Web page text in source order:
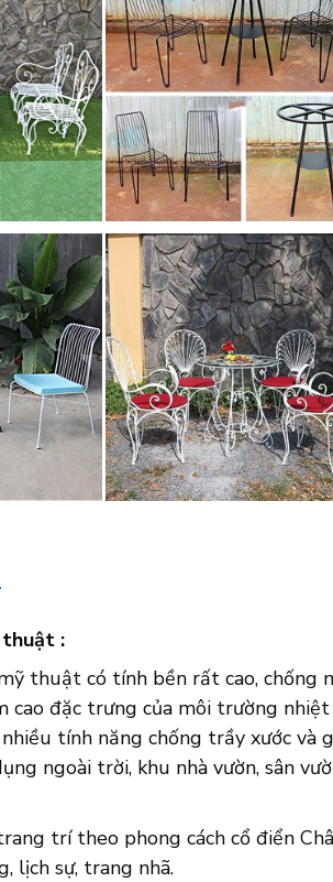
thuật :
thuật có tính bền rất cao, chống
cao đặc trưng của môi trường
tính năng chống trầy xước và
ngoài trời, khu nhà vườn, sân
trí theo phong cách cổ điển
lịch sự, trang nhã.